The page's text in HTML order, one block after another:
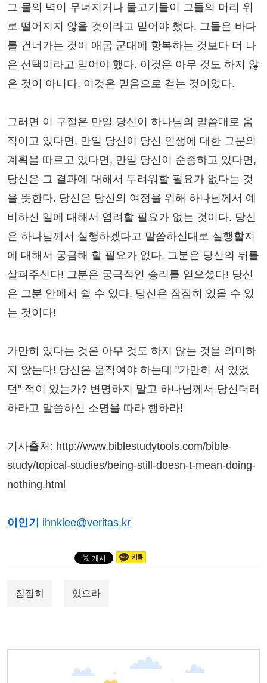
그 물의 벽이 무너지거나 물고기들이 그들의 머리 위
로 떨어지지 않을 것이라고 믿어야 했다. 그들은 바다
를 건너가는 것이 애굽 군대에 항복하는 것보다 더 나
은 선택이라고 믿어야 했다. 이것은 아무 것도 하지 않
은 것이 아니다. 이것은 믿음으로 걷는 것이었다.
그러면 이 구절은 만일 당신이 하나님의 말씀대로 움
직이고 있다면, 만일 당신이 당신 인생에 대한 그분의
계획을 따르고 있다면, 만일 당신이 순종하고 있다면,
당신은 그 결과에 대해서 두려워할 필요가 없다는 것
을 뜻한다. 당신은 당신의 여정을 위해 하나님께서 예
비하신 일에 대해서 염려할 필요가 없는 것이다. 당신
은 하나님께서 실행하겠다고 말씀하신대로 실행할지
에 대해서 궁금해 할 필요가 없다. 그분은 당신의 뒤를
살펴주신다! 그분은 궁극적인 승리를 얻으셨다! 당신
은 그분 안에서 쉴 수 있다. 당신은 잠잠히 있을 수 있
는 것이다!
가만히 있다는 것은 아무 것도 하지 않는 것을 의미하
지 않는다! 당신은 움직여야 하는데 "가만히 서 있었
던" 적이 있는가? 변명하지 말고 하나님께서 당신더러
하라고 말씀하신 소명을 따라 행하라!
기사출처: http://www.biblestudytools.com/bible-
study/topical-studies/being-still-doesn-t-mean-doing-
nothing.html
이인기 ihnklee@veritas.kr
잠잠히 있으라